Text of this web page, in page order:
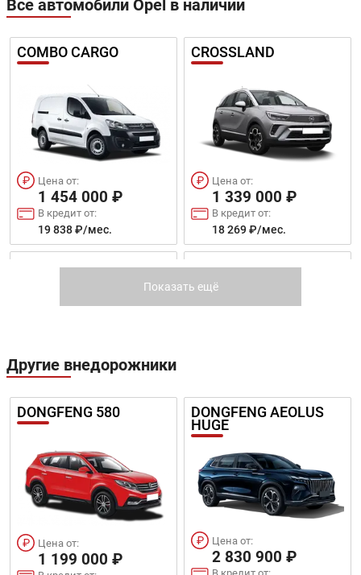
Все автомобили Opel в наличии
COMBO CARGO
Цена от:
1 454 000 ₽
В кредит от:
19 838 ₽/мес.
CROSSLAND
Цена от:
1 339 000 ₽
В кредит от:
18 269 ₽/мес.
GRANDLAND X
Цена от:
1 494 000 ₽
В кредит от:
COMBO LIFE
Цена от:
1 524 000 ₽
В кредит от:
VIVARO ZAFIRA LIFE
Показать ещё
Другие внедорожники
DONGFENG 580
Цена от:
1 199 000 ₽
DONGFENG AEOLUS
HUGE
Цена от:
2 830 900 ₽